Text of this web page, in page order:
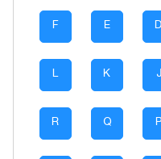
D
E
F
J
K
L
P
Q
R